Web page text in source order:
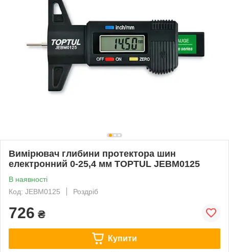
Вимірювач глибини протектора шин
електронний 0-25,4 мм TOPTUL JEBM0125
В наявності
Код: JEBM0125
Роздріб
726 ₴
Купити